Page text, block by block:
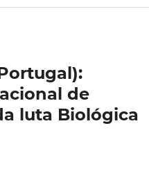
de
luta Biológica